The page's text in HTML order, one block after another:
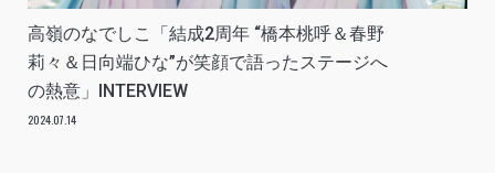
高嶺のなでしこ「結成2周年 “橋本桃呼＆春野
莉々＆日向端ひな”が笑顔で語ったステージへ
の熱意」INTERVIEW
2024.07.14